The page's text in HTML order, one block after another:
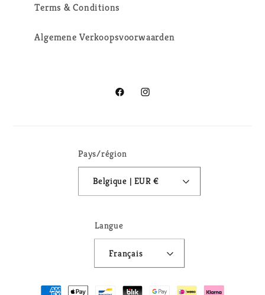
Terms & Conditions
Algemene Verkoopsvoorwaarden
FacebookInstagram
Pays/région
Belgique | EUR €
Langue
Français
Moyens